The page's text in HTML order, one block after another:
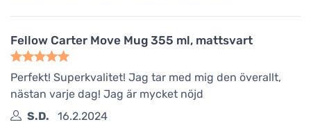
Fellow Carter Move Mug 355 ml, mattsvart
Perfekt! Superkvalitet! Jag tar med mig den överallt,
nästan varje dag! Jag är mycket nöjd
S.D.
16.2.2024